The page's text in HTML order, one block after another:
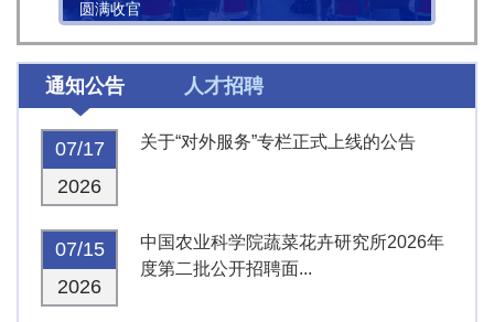
圆满收官
通知公告 人才招聘
07/17
2026
关于“对外服务”专栏正式上线的公告
07/15
2026
中国农业科学院蔬菜花卉研究所2026年
度第二批公开招聘面...